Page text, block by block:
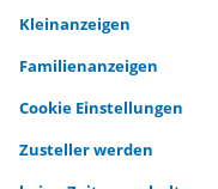
Kleinanzeigen
Familienanzeigen
Cookie Einstellungen
Zusteller werden